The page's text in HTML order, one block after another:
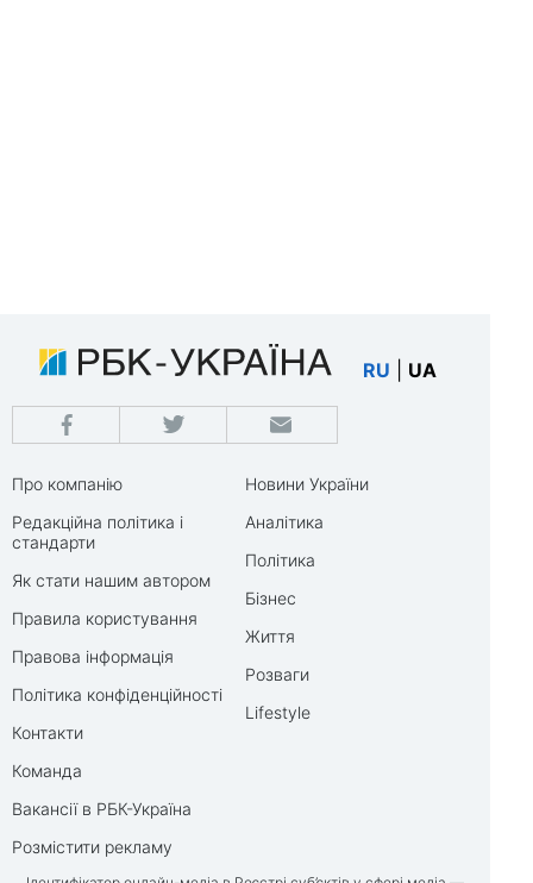
RU UA
Про компанію
Редакційна політика і
стандарти
Як стати нашим автором
Правила користування
Правова інформація
Політика конфіденційності
Контакти
Команда
Вакансії в РБК-Україна
Розмістити рекламу
Новини України
Аналітика
Політика
Бізнес
Життя
Розваги
Lifestyle